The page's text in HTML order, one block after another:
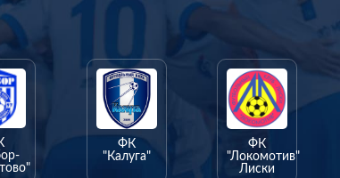
ФК
"Калуга"
ФК
"Локомотив"
Лиски